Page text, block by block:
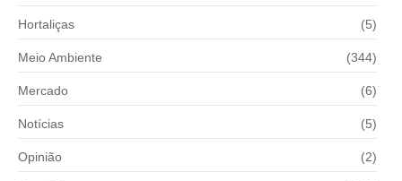
Hortaliças (5)
Meio Ambiente (344)
Mercado (6)
Notícias (5)
Opinião (2)